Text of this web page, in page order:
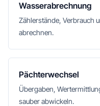
Wasserabrechnung
Zählerstände, Verbrauch
abrechnen.
Pächterwechsel
Übergaben,
sauber abwickeln.